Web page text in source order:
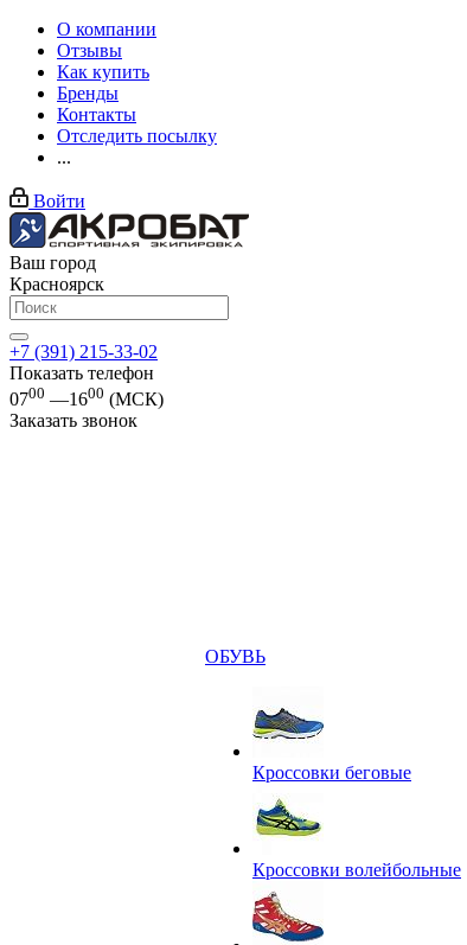
О компании
Отзывы
Как купить
Бренды
Контакты
Отследить посылку
...
Войти
Ваш город
Красноярск
+7 (391) 215-33-02
Показать телефон
0700 —1600 (МСК)
Заказать звонок
ОБУВЬ
Кроссовки беговые
Кроссовки волейбольные